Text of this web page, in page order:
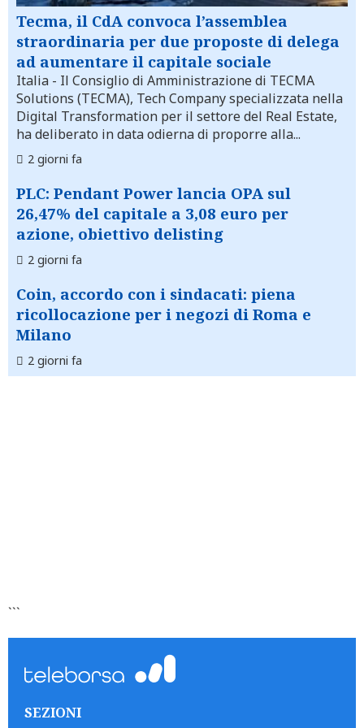
Tecma, il CdA convoca l’assemblea
straordinaria per due proposte di delega
ad aumentare il capitale sociale
Italia - Il Consiglio di Amministrazione di TECMA
Solutions (TECMA), Tech Company specializzata nella
Digital Transformation per il settore del Real Estate,
ha deliberato in data odierna di proporre alla...
2 giorni fa
PLC: Pendant Power lancia OPA sul
26,47% del capitale a 3,08 euro per
azione, obiettivo delisting
2 giorni fa
Coin, accordo con i sindacati: piena
ricollocazione per i negozi di Roma e
Milano
2 giorni fa
```
SEZIONI